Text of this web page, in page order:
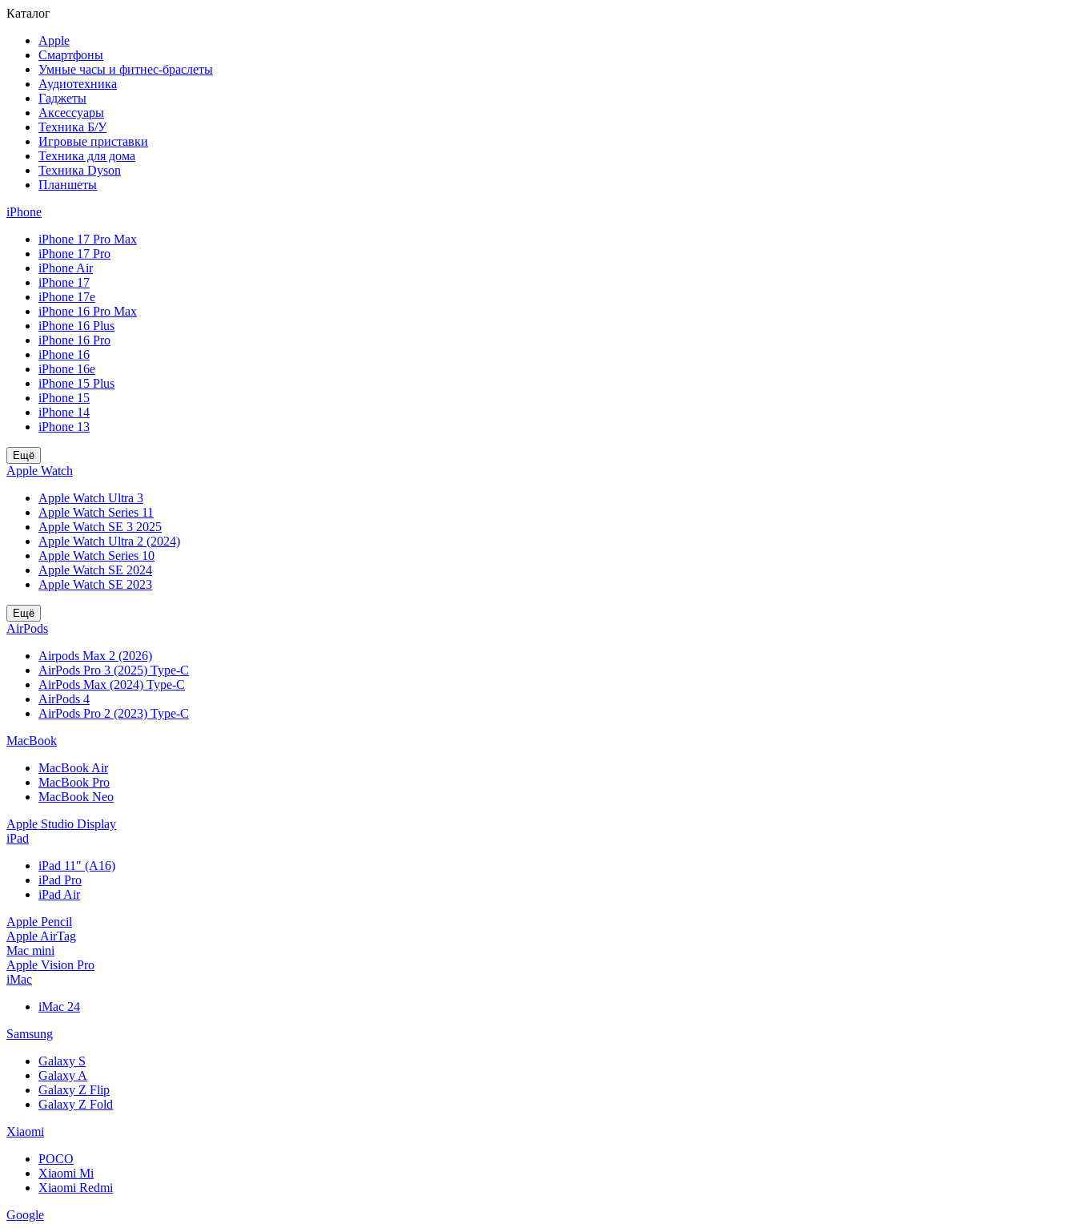
Каталог
Apple
Смартфоны
Умные часы и фитнес-браслеты
Аудиотехника
Гаджеты
Аксессуары
Техника Б/У
Игровые приставки
Техника для дома
Техника Dyson
Планшеты
iPhone
iPhone 17 Pro Max
iPhone 17 Pro
iPhone Air
iPhone 17
iPhone 17e
iPhone 16 Pro Max
iPhone 16 Plus
iPhone 16 Pro
iPhone 16
iPhone 16e
iPhone 15 Plus
iPhone 15
iPhone 14
iPhone 13
Ещё
Apple Watch
Apple Watch Ultra 3
Apple Watch Series 11
Apple Watch SE 3 2025
Apple Watch Ultra 2 (2024)
Apple Watch Series 10
Apple Watch SE 2024
Apple Watch SE 2023
Ещё
AirPods
Airpods Max 2 (2026)
AirPods Pro 3 (2025) Type-C
AirPods Max (2024) Type-C
AirPods 4
AirPods Pro 2 (2023) Type-C
MacBook
MacBook Air
MacBook Pro
MacBook Neo
Apple Studio Display
iPad
iPad 11" (A16)
iPad Pro
iPad Air
Apple Pencil
Apple AirTag
Mac mini
Apple Vision Pro
iMac
iMac 24
Samsung
Galaxy S
Galaxy A
Galaxy Z Flip
Galaxy Z Fold
Xiaomi
POCO
Xiaomi Mi
Xiaomi Redmi
Google